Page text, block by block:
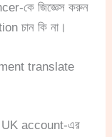
কে জিজ্ঞেস করুন
চান কি না।
translate
UK account-এর